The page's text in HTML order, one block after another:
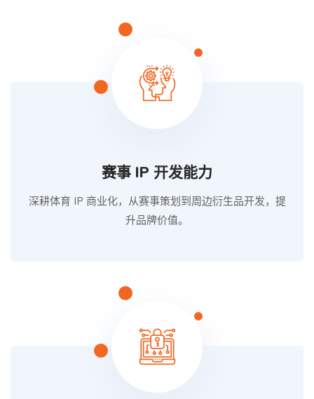
赛事 IP 开发能力
深耕体育 IP 商业化，从赛事策划到周边衍生品开发，提
升品牌价值。